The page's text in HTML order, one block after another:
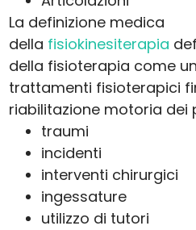
La definizione medica
della fisiokinesiterapia
della fisioterapia come
trattamenti fisioterapici
riabilitazione motoria dei
traumi
incidenti
interventi chirurgici
ingessature
utilizzo di tutori